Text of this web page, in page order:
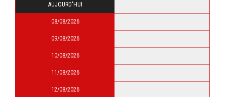
AUJOURD'HUI
08/08/2026
09/08/2026
10/08/2026
11/08/2026
12/08/2026